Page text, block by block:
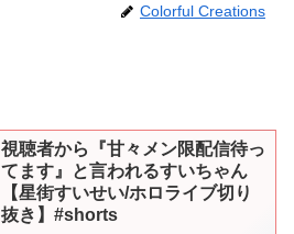
Colorful Creations
視聴者から『甘々メン限配信待っ
てます』と言われるすいちゃん
【星街すいせい/ホロライブ切り
抜き】#shorts